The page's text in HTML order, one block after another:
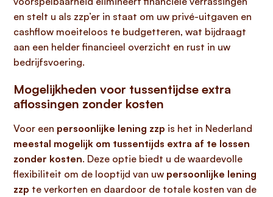
en stelt u als zzp’er in staat om uw privé-uitgaven en
cashflow moeiteloos te budgetteren, wat bijdraagt
aan een helder financieel overzicht en rust in uw
bedrijfsvoering.
Mogelijkheden voor tussentijdse extra
aflossingen zonder kosten
Voor een persoonlijke lening zzp is het in Nederland
meestal mogelijk om tussentijds extra af te lossen
zonder kosten. Deze optie biedt u de waardevolle
flexibiliteit om de looptijd van uw persoonlijke lening
zzp te verkorten en daardoor de totale kosten van de